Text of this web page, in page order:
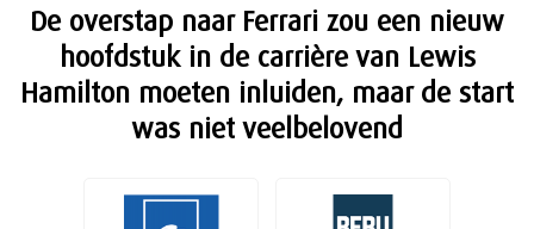
De overstap naar Ferrari zou een nieuw
hoofdstuk in de carrière van Lewis
Hamilton moeten inluiden, maar de start
was niet veelbelovend